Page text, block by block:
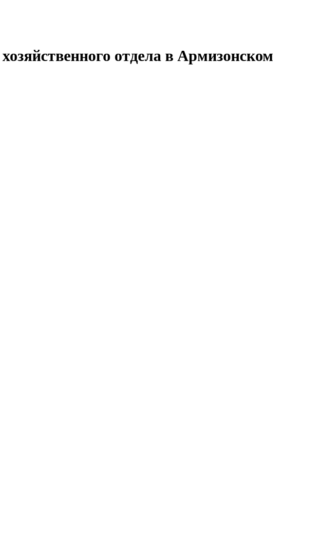
отдела в Армизонском